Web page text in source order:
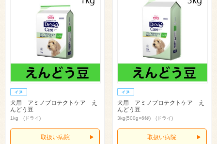
犬用 アミノプロテクトケア え
んどう豆
1kg (ドライ)
取扱い病院
犬用 アミノプロテクトケア え
んどう豆
3kg(500g×6袋) (ドライ)
取扱い病院